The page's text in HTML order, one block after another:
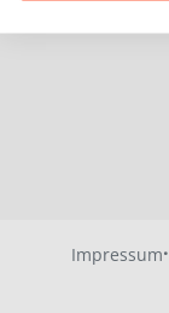
Impressum·